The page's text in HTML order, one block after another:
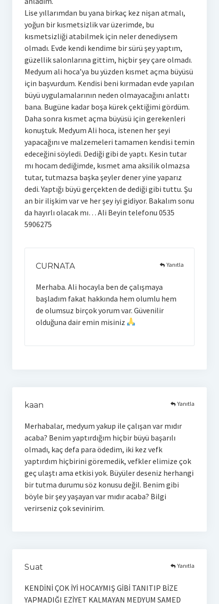
Lise yıllarımdan bu yana birkaç kez nişan atmalı,
yoğun bir kısmetsizlik var üzerimde, bu
kısmetsizliği atabilmek için neler denediysem
olmadı. Evde kendi kendime bir sürü şey yaptım,
güzellik salonlarına gittim, hiçbir şey çare olmadı.
Medyum ali hoca’ya bu yüzden kısmet açma büyüsü
için başvurdum. Kendisi beni kırmadan evde yapılan
büyü uygulamalarının neden olmayacağını anlattı
bana. Bugüne kadar boşa kürek çektiğimi gördüm.
Daha sonra kısmet açma büyüsü için gerekenleri
konuştuk. Medyum Ali hoca, istenen her şeyi
yapacağını ve malzemeleri tamamen kendisi temin
edeceğini söyledi. Dediği gibi de yaptı. Kesin tutar
mı hocam dediğimde, kısmet ama aksilik olmazsa
tutar, tutmazsa başka şeyler dener yine yaparız
dedi. Yaptığı büyü gerçekten de dediği gibi tuttu. Şu
an bir ilişkim var ve her şey iyi gidiyor. Bakalım sonu
da hayırlı olacak mı… Ali Beyin telefonu 0535
5906275
CURNATA
Merhaba. Ali hocayla ben de çalışmaya
başladım fakat hakkında hem olumlu hem
de olumsuz birçok yorum var. Güvenilir
olduğuna dair emin misiniz
Yanıtla
kaan
Merhabalar, medyum yakup ile çalışan var mıdır
acaba? Benim yaptırdığım hiçbir büyü başarılı
olmadı, kaç defa para ödedim, iki kez vefk
yaptırdım hiçbirini göremedik, vefkler elimize çok
geç ulaştı ama etkisi yok. Büyüler deseniz herhangi
bir tutma durumu söz konusu değil. Benim gibi
böyle bir şey yaşayan var mıdır acaba? Bilgi
verirseniz çok sevinirim.
Yanıtla
Suat
KENDİNİ ÇOK İYİ HOCAYMIŞ GİBİ TANITIP BİZE
YAPMADIĞI EZİYET KALMAYAN MEDYUM SAMED
Yanıtla